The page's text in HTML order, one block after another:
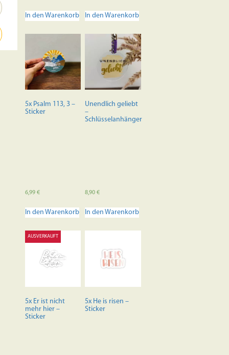
In den Warenkorb In den Warenkorb
5x Psalm 113, 3 –
Sticker
6,99 €
In den Warenkorb
Unendlich geliebt
–
Schlüsselanhänger
8,90€
In den Warenkorb
AUSVERKAUFT
5x Er ist nicht
mehr hier –
Sticker
5x He is risen –
Sticker